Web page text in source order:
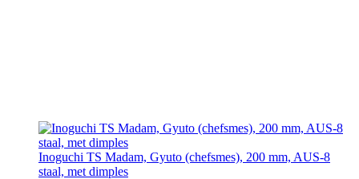
Inoguchi TS Madam, Gyuto (chefsmes), 200 mm, AUS-8
staal, met dimples